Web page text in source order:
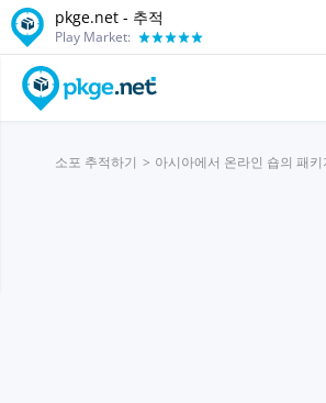
pkge.net - 추적
Play Market:
소포 추적하기 아시아에서 온라인 숍의 패키